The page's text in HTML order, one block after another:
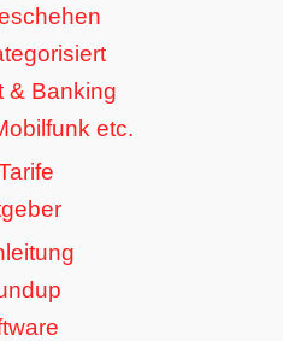
& Banking
etc.